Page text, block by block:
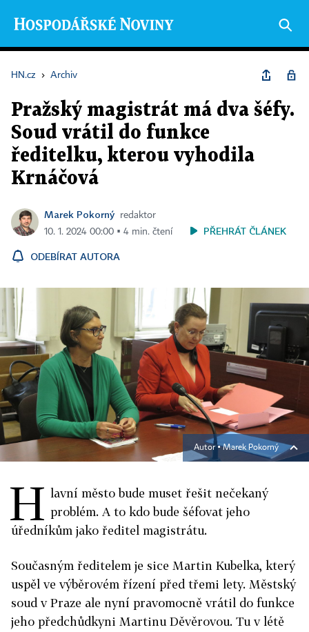
HN.cz › Archiv
Pražský magistrát má dva šéfy.
Soud vrátil do funkce
ředitelku, kterou vyhodila
Krnáčová
Marek Pokorný
redaktor
10. 1. 2024 00:00 ▪ 4 min. čtení
PŘEHRÁT ČLÁNEK
ODEBÍRAT AUTORA
Autor ▪Marek Pokorný
H lavní město bude muset řešit nečekaný
problém. A to kdo bude šéfovat jeho
úředníkům jako ředitel magistrátu.
Současným ředitelem je sice Martin Kubelka, který
uspěl ve výběrovém řízení před třemi lety. Městský
soud v Praze ale nyní pravomocně vrátil do funkce
jeho předchůdkyni Martinu Děvěrovou. Tu v létě